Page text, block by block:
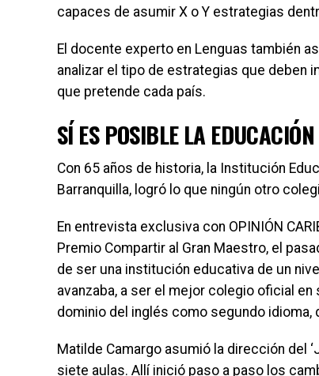
capaces de asumir X o Y estrategias
El docente experto en Lenguas también
analizar el tipo de estrategias que deben
que pretende cada país.
SÍ ES POSIBLE LA
Con 65 años de historia, la Institución
Barranquilla, logró lo que ningún otro
En entrevista exclusiva con OPINIÓN
Premio Compartir al Gran Maestro, el
de ser una institución educativa de un
avanzaba, a ser el mejor colegio oficial
dominio del inglés como segundo
Matilde Camargo asumió la dirección del
siete aulas. Allí inició paso a paso los